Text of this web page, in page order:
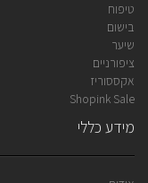
טיפוח
בישום
שיער
ציפורניים
אקססוריז
Shopink Sale
מידע כללי